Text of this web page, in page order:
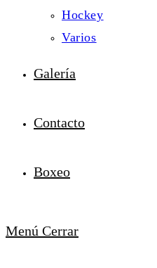
Hockey
Varios
Galería
Contacto
Boxeo
Menú Cerrar